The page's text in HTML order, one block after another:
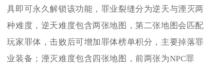
具即可永久解锁该功能，罪业裂缝分为逆天与湮灭两
种难度，逆天难度包含两张地图，第二张地图会匹配
玩家罪体，击败后可增加罪体榜单积分，主要掉落罪
业装备；湮灭难度包含四张地图，前两张为NPC罪